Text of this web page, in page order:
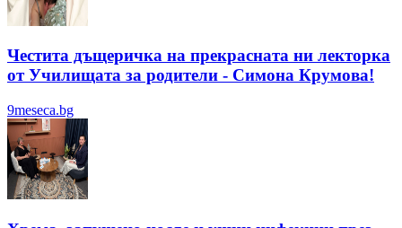
Честита дъщеричка на прекрасната ни лекторка
от Училищата за родители - Симона Крумова!
9meseca.bg